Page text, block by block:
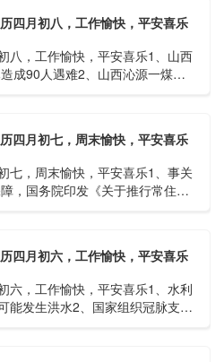
四月初八，工作愉快，平安喜乐
八，工作愉快，平安喜乐1、山西
成90人遇难2、山西沁源一煤矿
四月初七，周末愉快，平安喜乐
七，周末愉快，平安喜乐1、事关
，国务院印发《关于推行常住地
四月初六，工作愉快，平安喜乐
六，工作愉快，平安喜乐1、水利
能发生洪水2、国家组织冠脉支架